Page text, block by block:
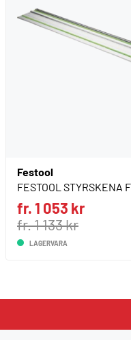
Festool
FESTOOL STYRSKENA
fr. 1 053 kr
fr. 1 133 kr
LAGERVARA